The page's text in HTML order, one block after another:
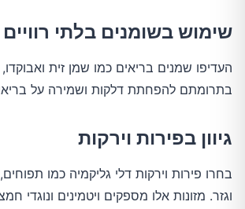
שימוש בשומנים בלתי רוויים
העדיפו שמנים בריאים כמו שמן זית ואבוקדו,
בתרומתם להפחתת דלקות ושמירה על
גיוון בפירות וירקות
בחרו פירות וירקות דלי גליקמיה כמו תפוחים,
וגזר. מזונות אלו מספקים ויטמינים ונוגדי